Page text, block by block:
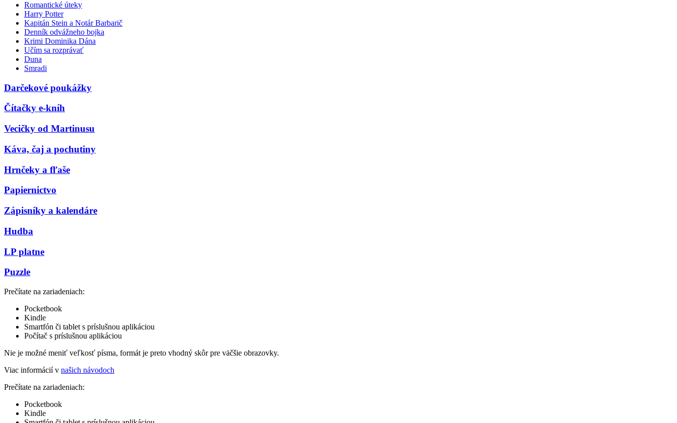
Romantické úteky
Harry Potter
Kapitán Stein a Notár Barbarič
Denník odvážneho bojka
Krimi Dominika Dána
Učím sa rozprávať
Duna
Smradi
Darčekové poukážky
Čítačky e-kníh
Vecičky od Martinusu
Káva, čaj a pochutiny
Hrnčeky a fľaše
Papiernictvo
Zápisníky a kalendáre
Hudba
LP platne
Puzzle
Prečítate na zariadeniach:
Pocketbook
Kindle
Smartfón či tablet s príslušnou aplikáciou
Počítač s príslušnou aplikáciou
Nie je možné meniť veľkosť písma, formát je preto vhodný skôr pre väčšie obrazovky.
Viac informácií v našich návodoch
Prečítate na zariadeniach:
Pocketbook
Kindle